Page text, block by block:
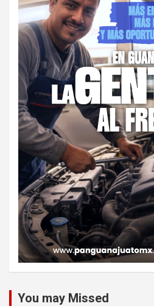
You may Missed